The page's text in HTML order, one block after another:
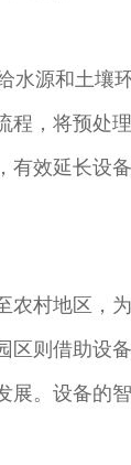
源和土
，将预处
效延长设
村地区，
则借助设
。设备的